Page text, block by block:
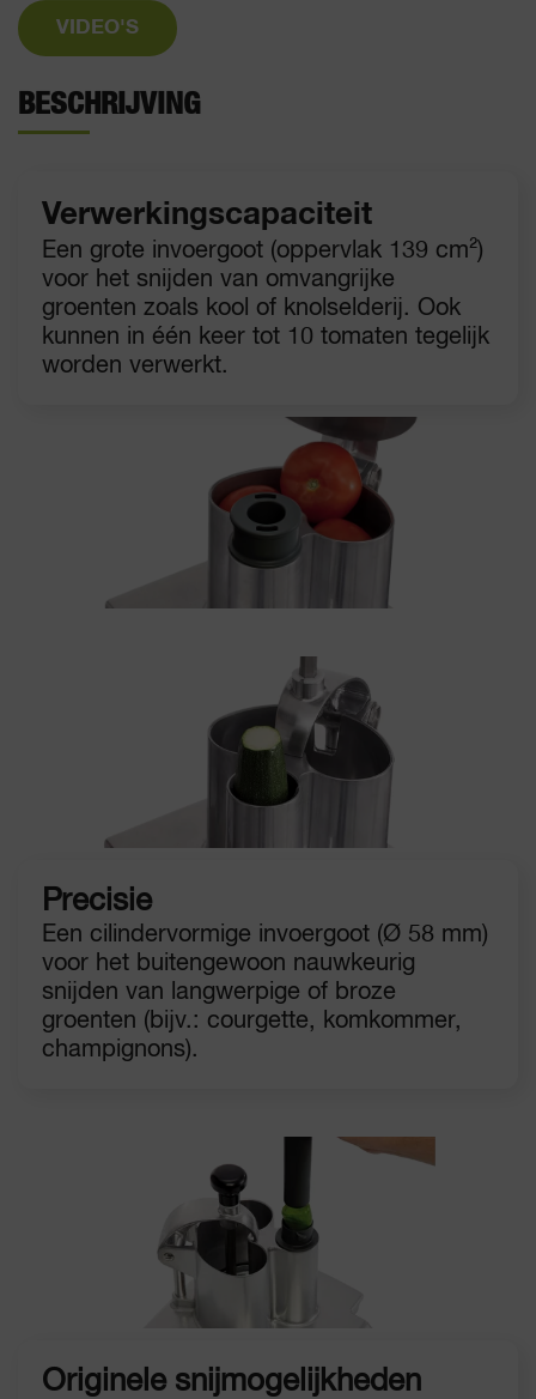
VIDEO'S
BESCHRIJVING
Verwerkingscapaciteit
Een grote invoergoot (oppervlak 139 cm²)
voor het snijden van omvangrijke
groenten zoals kool of knolselderij. Ook
kunnen in één keer tot 10 tomaten tegelijk
worden verwerkt.
Precisie
Een cilindervormige invoergoot (Ø 58 mm)
voor het buitengewoon nauwkeurig
snijden van langwerpige of broze
groenten (bijv.: courgette, komkommer,
champignons).
Originele snijmogelijkheden